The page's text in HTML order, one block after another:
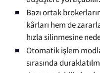
Bazı ortak
kârları hem de
hızla silinmesine
Otomatik işlem
sırasında